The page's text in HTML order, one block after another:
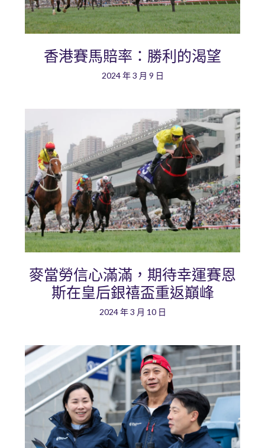
香港賽馬賠率：勝利的渴望
2024 年 3 月 9 日
麥當勞信心滿滿，期待幸運賽恩
斯在皇后銀禧盃重返巔峰
2024 年 3 月 10 日